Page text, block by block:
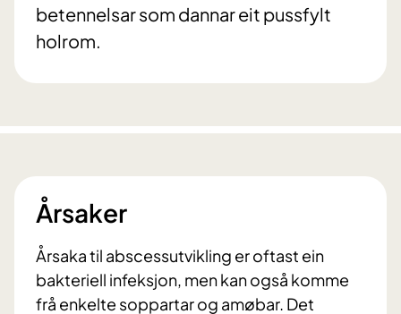
betennelsar som dannar eit pussfylt
holrom.
Årsaker
Årsaka til abscessutvikling er oftast ein
bakteriell infeksjon, men kan også komme
frå enkelte soppartar og amøbar. Det